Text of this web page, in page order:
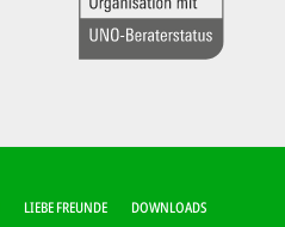
LIEBE FREUNDE DOWNLOADS